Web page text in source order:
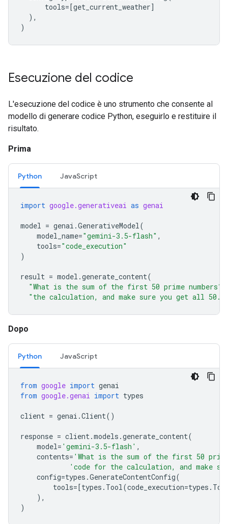
tools=[get_current_weather]
),
)
Esecuzione del codice
L'esecuzione del codice è uno strumento che consente al
modello di generare codice Python, eseguirlo e restituire il
risultato.
Prima
Python JavaScript
import google.generativeai as genai
model = genai .GenerativeModel(
model_name="gemini-3.5-flash" ,
tools="code_execution"
)
result = model .generate_content(
"What is the sum of the first 50 prime numbers?
"the calculation, and make sure you get all 50."
Dopo
Python JavaScript
from google import genai
from google.genai import types
client = genai .Client()
response = client.models .generate_content(
model= 'gemini-3.5-flash' ,
contents= 'What is the sum of the first 50 prime
'code for the calculation, and make
config=types .GenerateContentConfig(
tools=[types . Tool(code_execution=types .
),
)